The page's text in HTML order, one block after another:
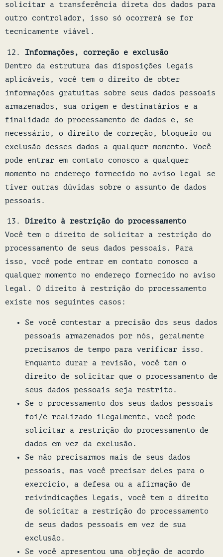
solicitar a transferência direta dos dados para
outro controlador, isso só ocorrerá se for
tecnicamente viável.
Informações, correção e exclusão
Dentro da estrutura das disposições legais
aplicáveis, você tem o direito de obter
informações gratuitas sobre seus dados pessoais
armazenados, sua origem e destinatários e a
finalidade do processamento de dados e, se
necessário, o direito de correção, bloqueio ou
exclusão desses dados a qualquer momento. Você
pode entrar em contato conosco a qualquer
momento no endereço fornecido no aviso legal se
tiver outras dúvidas sobre o assunto de dados
pessoais.
Direito à restrição do processamento
Você tem o direito de solicitar a restrição do
processamento de seus dados pessoais. Para
isso, você pode entrar em contato conosco a
qualquer momento no endereço fornecido no aviso
legal. O direito à restrição do processamento
existe nos seguintes casos:
Se você contestar a precisão dos seus dados
pessoais armazenados por nós, geralmente
precisamos de tempo para verificar isso.
Enquanto durar a revisão, você tem o
direito de solicitar que o processamento de
seus dados pessoais seja restrito.
Se o processamento dos seus dados pessoais
foi/é realizado ilegalmente, você pode
solicitar a restrição do processamento de
dados em vez da exclusão.
Se não precisarmos mais de seus dados
pessoais, mas você precisar deles para o
exercício, a defesa ou a afirmação de
reivindicações legais, você tem o direito
de solicitar a restrição do processamento
de seus dados pessoais em vez de sua
exclusão.
Se você apresentou uma objeção de acordo